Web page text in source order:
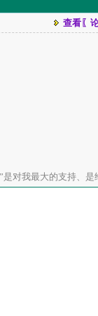
查看〖
是对我最大的支持、